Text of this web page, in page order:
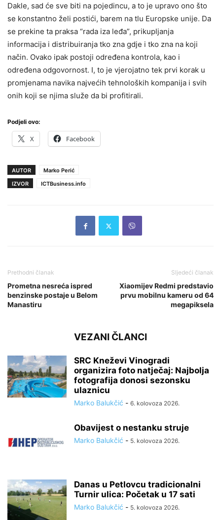
Dakle, sad će sve biti na pojedincu, a to je upravo ono što
se konstantno želi postići, barem na tlu Europske unije. Da
se prekine ta praksa “rada iza leđa”, prikupljanja
informacija i distribuiranja tko zna gdje i tko zna na koji
način. Ovako ipak postoji određena kontrola, kao i
određena odgovornost. I, to je vjerojatno tek prvi korak u
promjenama navika najvećih tehnoloških kompanija i svih
onih koji se njima služe da bi profitirali.
Podjeli ovo:
X Facebook
AUTOR
Marko Perić
IZVOR
ICTBusiness.info
Prethodni članak
Prometna nesreća ispred
benzinske postaje u Belom
Manastiru
Sljedeći članak
Xiaomijev Redmi predstavio
prvu mobilnu kameru od 64
megapiksela
VEZANI ČLANCI
SRC Kneževi Vinogradi
organizira foto natječaj: Najbolja
fotografija donosi sezonsku
ulaznicu
Marko Balukčić - 6. kolovoza 2026.
Obavijest o nestanku struje
Marko Balukčić - 5. kolovoza 2026.
Danas u Petlovcu tradicionalni
Turnir ulica: Početak u 17 sati
Marko Balukčić - 5. kolovoza 2026.